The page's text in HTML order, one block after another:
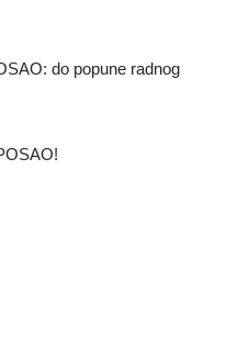
do popune radnog